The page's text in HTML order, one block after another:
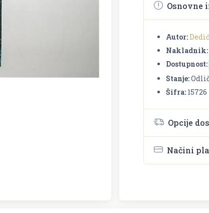
Osnovne
Autor:
Nakladnik:
Dostupnost:
Stanje:
Šifra: 15726
Opcije
Načini